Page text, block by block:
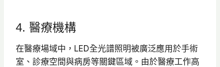
4. 醫療機構
在醫療場域中，LED全光譜照明被廣泛應用於手術
室、診療空間與病房等關鍵區域。由於醫療工作高